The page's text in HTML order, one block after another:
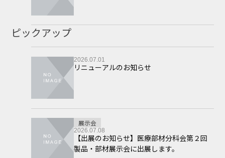
ピックアップ
2026.07.01
リニューアルのお知らせ
展示会
2026.07.08
【出展のお知らせ】医療部材分科会第２回
製品・部材展示会に出展します。